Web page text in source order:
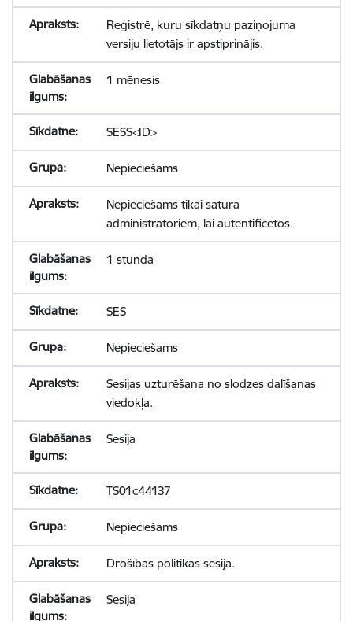
Reģistrē, kuru sīkdatņu paziņojuma
versiju lietotājs ir apstiprinājis.
1 mēnesis
SESS<ID>
Nepieciešams
Nepieciešams tikai satura
administratoriem, lai autentificētos.
1 stunda
SES
Nepieciešams
Sesijas uzturēšana no slodzes dalīšanas
viedokļa.
Sesija
TS01c44137
Nepieciešams
Drošības politikas sesija.
Sesija